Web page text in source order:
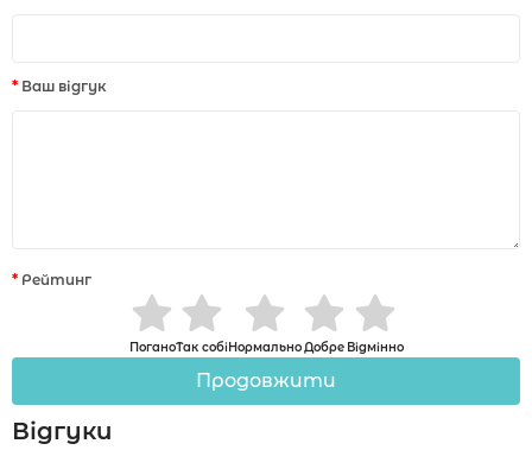
Ваш відгук
Рейтинг
ПоганоТак собіНормальноДобре Відмінно
Продовжити
Відгуки